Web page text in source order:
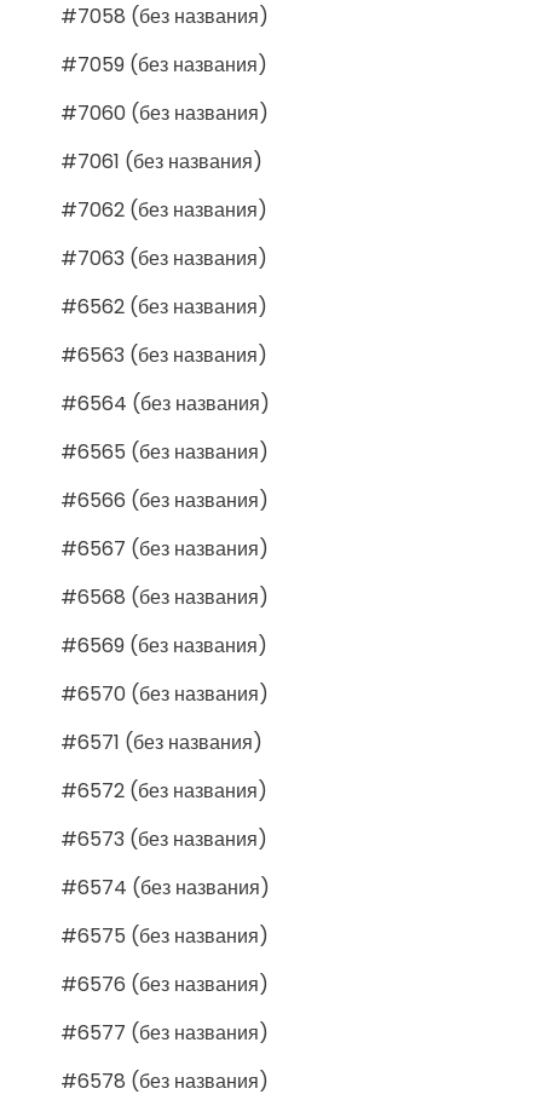
#7058 (без названия)
#7059 (без названия)
#7060 (без названия)
#7061 (без названия)
#7062 (без названия)
#7063 (без названия)
#6562 (без названия)
#6563 (без названия)
#6564 (без названия)
#6565 (без названия)
#6566 (без названия)
#6567 (без названия)
#6568 (без названия)
#6569 (без названия)
#6570 (без названия)
#6571 (без названия)
#6572 (без названия)
#6573 (без названия)
#6574 (без названия)
#6575 (без названия)
#6576 (без названия)
#6577 (без названия)
#6578 (без названия)